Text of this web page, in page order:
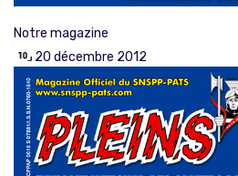
Notre magazine
20 décembre 2012